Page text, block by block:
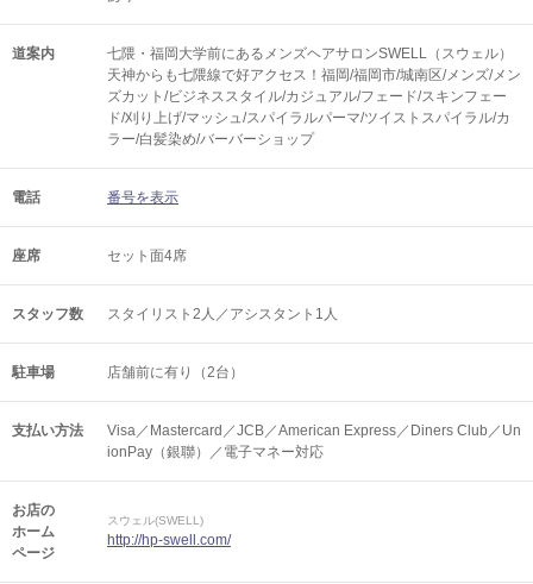
道案内
七隈・福岡大学前にあるメンズヘアサロンSWELL（スウェル）
天神からも七隈線で好アクセス！福岡/福岡市/城南区/メンズ/メン
ズカット/ビジネススタイル/カジュアル/フェード/スキンフェー
ド/刈り上げ/マッシュ/スパイラルパーマ/ツイストスパイラル/カ
ラー/白髪染め/バーバーショップ
電話 番号を表示
座席 セット面4席
スタッフ数 スタイリスト2人／アシスタント1人
駐車場 店舗前に有り（2台）
支払い方法
Visa／Mastercard／JCB／American Express／Diners Club／Un
ionPay（銀聯）／電子マネー対応
お店の
ホーム
ページ
スウェル(SWELL)
http://hp-swell.com/